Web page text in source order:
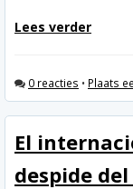
Lees verder
0 reacties • Plaats
El
despide